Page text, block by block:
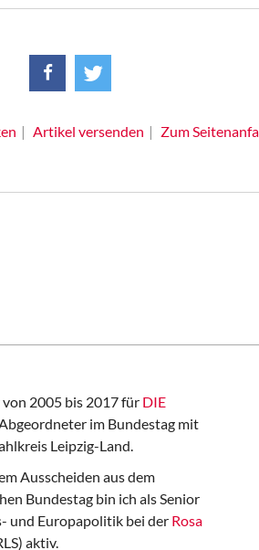
Artikel versenden Zum
von 2005 bis 2017 für DIE
im Bundestag mit
Leipzig-Land.
Ausscheiden aus dem
Bundestag bin ich als Senior
und Europapolitik bei der Rosa
aktiv.